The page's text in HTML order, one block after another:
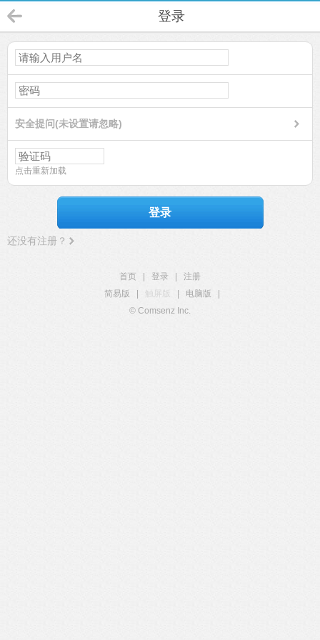
登录
安全提问(未设置请忽略)
点击重新加载
登录
还没有注册？
首页 登录
注册
简易版
触屏版 电脑版
© Comsenz Inc.